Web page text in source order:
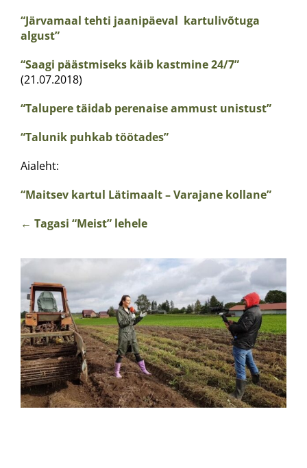
“Järvamaal tehti jaanipäeval kartulivõtuga
algust”
“Saagi päästmiseks käib kastmine 24/7”
(21.07.2018)
“Talupere täidab perenaise ammust unistust”
“Talunik puhkab töötades”
Aialeht:
“Maitsev kartul Lätimaalt – Varajane kollane”
← Tagasi “Meist” lehele